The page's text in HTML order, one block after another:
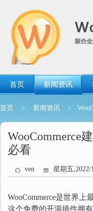
首页 新闻资讯
首页 > 新闻资讯 >
WooCommerce
必看
ven 星期五,2022/
WooCommerce是世界上
这个免费的开源插件拥